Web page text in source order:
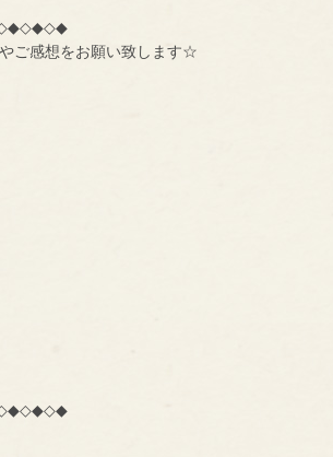
ご感想をお願い致します☆